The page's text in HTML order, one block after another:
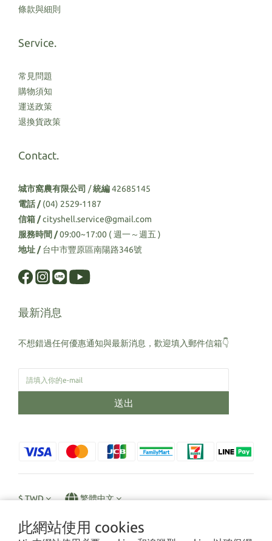
此網站使用 cookies
條款與細則
Service.
常見問題
購物須知
運送政策
退換貨政策
Contact.
城市窩農有限公司 /統編42685145
電話 /(04) 2529-1187
信箱 /cityshell.service@gmail.com
服務時間 /09:00~17:00 ( 週一～週五 )
地址 /台中市豐原區南陽路346號
最新消息
不想錯過任何優惠通知與最新消息，歡迎填入郵件信箱👇
送出
$TWD 繁體中文